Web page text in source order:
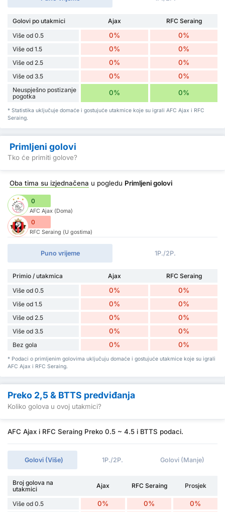
Golovi po utakmici Ajax
RFC Seraing
Više od 0.5
0% 0%
Više od 1.5 0% 0%
Više od 2.5 0% 0%
Više od 3.5 0% 0%
Neuspješno postizanje
pogotka
0% 0%
* Statistika uključuje domaće i gostujuće utakmice koje su igrali AFC Ajax i RFC
Seraing.
Primljeni golovi
Tko će primiti golove?
Oba tima su izjednačena u pogledu Primljeni golovi
0
AFC Ajax (Doma)
0
RFC Seraing (U gostima)
Puno vrijeme 1P./2P.
Primio / utakmica Ajax
RFC Seraing
Više od 0.5
0% 0%
Više od 1.5 0% 0%
Više od 2.5 0% 0%
Više od 3.5 0% 0%
Bez gola 0% 0%
* Podaci o primljenim golovima uključuju domaće i gostujuće utakmice koje su igrali
AFC Ajax i RFC Seraing.
Preko 2,5 & BTTS predviđanja
Koliko golova u ovoj utakmici?
AFC Ajax i RFC Seraing Preko 0.5 ~ 4.5 i BTTS podaci.
Golovi (Više) 1P./2P. Golovi (Manje)
Broj golova na
utakmici
Ajax RFC Seraing Prosjek
Više od 0.5 0% 0% 0%